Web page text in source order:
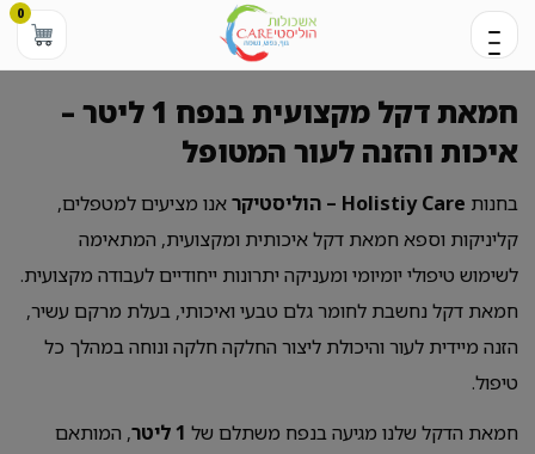
0
חמאת דקל מקצועית בנפח 1 ליטר –
איכות והזנה לעור המטופל
בחנות Holistiy Care – הוליסטיקר
אנו מציעים למטפלים,
קליניקות וספא חמאת דקל איכותית ומקצועית, המתאימה
לשימוש טיפולי יומיומי ומעניקה יתרונות ייחודיים לעבודה מקצועית.
חמאת דקל נחשבת לחומר גלם טבעי ואיכותי, בעלת מרקם עשיר,
הזנה מיידית לעור והיכולת ליצור החלקה חלקה ונוחה במהלך כל
טיפול.
חמאת הדקל שלנו מגיעה בנפח משתלם של 1 ליטר
, המותאם